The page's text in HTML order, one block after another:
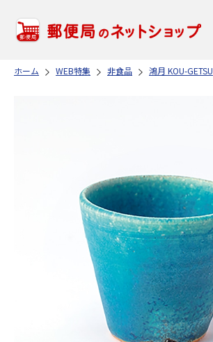
ホーム WEB特集 非食品 鴻月 KOU-GETSU